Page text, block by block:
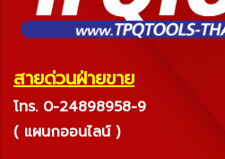
สายด่วนฝ่ายขาย
โทร. 0-24898958-9
( แผนกออนไลน์ )